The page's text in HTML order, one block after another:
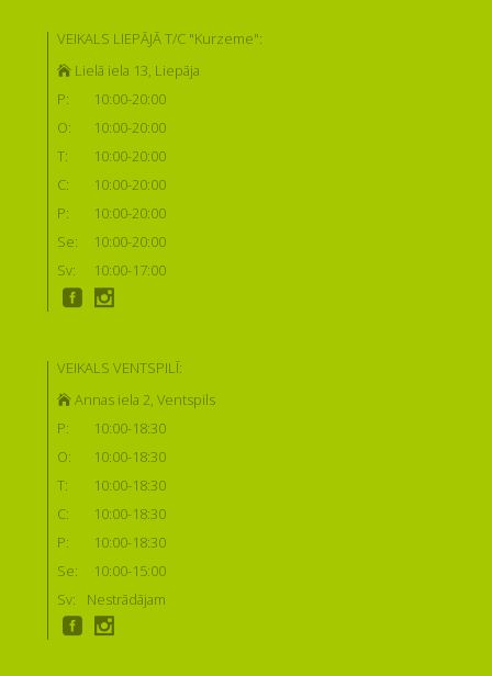
VEIKALS LIEPĀJĀ T/C "Kurzeme":
Lielā iela 13, Liepāja
P:
10:00-20:00
O:
10:00-20:00
T:
10:00-20:00
C:
10:00-20:00
P:
10:00-20:00
Se:
10:00-20:00
Sv:
10:00-17:00
VEIKALS VENTSPILĪ:
Annas iela 2, Ventspils
P:
10:00-18:30
O:
10:00-18:30
T:
10:00-18:30
C:
10:00-18:30
P:
10:00-18:30
Se:
10:00-15:00
Sv:
Nestrādājam